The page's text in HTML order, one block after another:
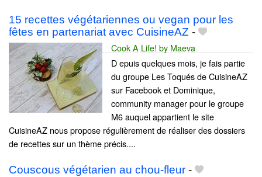
15 recettes végétariennes ou vegan pour les
fêtes en partenariat avec CuisineAZ -
Cook A Life! by Maeva
D epuis quelques mois, je fais partie
du groupe Les Toqués de CuisineAZ
sur Facebook et Dominique,
community manager pour le groupe
M6 auquel appartient le site
CuisineAZ nous propose régulièrement de réaliser des dossiers
de recettes sur un thème précis....
Couscous végétarien au chou-fleur -